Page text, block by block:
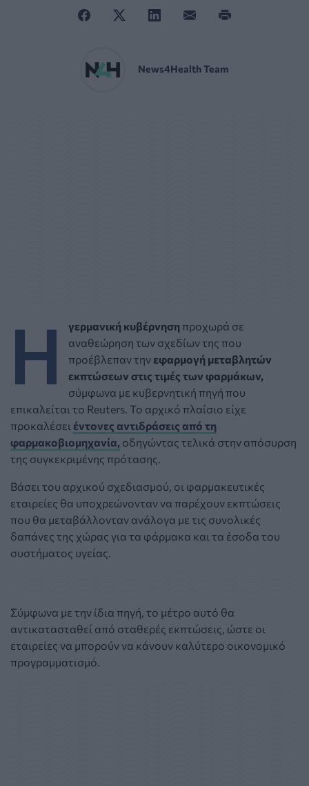
News4Health Team
Η γερμανική κυβέρνησηπροχωρά σε
αναθεώρηση των σχεδίων της που
προέβλεπαν την εφαρμογή μεταβλητών
εκπτώσεων στις τιμές των φαρμάκων,
σύμφωνα με κυβερνητική πηγή που
επικαλείται το Reuters. Το αρχικό πλαίσιο είχε
προκαλέσει έντονες αντιδράσεις από τη
φαρμακοβιομηχανία, οδηγώντας τελικά στην απόσυρση
της συγκεκριμένης πρότασης.
Βάσει του αρχικού σχεδιασμού, οι φαρμακευτικές
εταιρείες θα υποχρεώνονταν να παρέχουν εκπτώσεις
που θα μεταβάλλονταν ανάλογα με τις συνολικές
δαπάνες της χώρας για τα φάρμακα και τα έσοδα του
συστήματος υγείας.
Σύμφωνα με την ίδια πηγή, το μέτρο αυτό θα
αντικατασταθεί από σταθερές εκπτώσεις, ώστε οι
εταιρείες να μπορούν να κάνουν καλύτερο οικονομικό
προγραμματισμό.